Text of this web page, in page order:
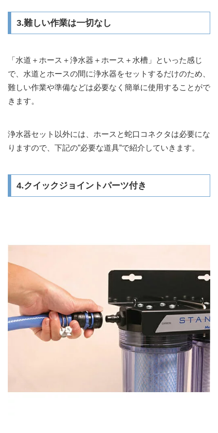
3.難しい作業は一切なし
「水道＋ホース＋浄水器＋ホース＋水槽」といった感じ
で、水道とホースの間に浄水器をセットするだけのため、
難しい作業や準備などは必要なく簡単に使用することがで
きます。
浄水器セット以外には、ホースと蛇口コネクタは必要にな
りますので、下記の”必要な道具”で紹介していきます。
4.クイックジョイントパーツ付き